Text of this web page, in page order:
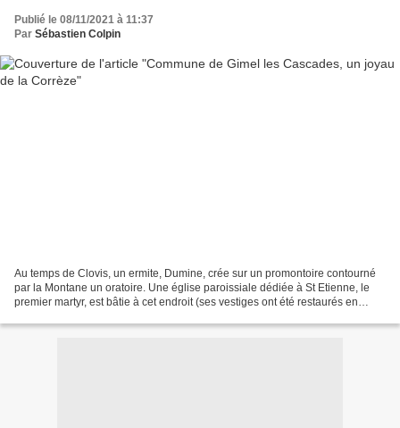
Publié le 08/11/2021 à 11:37
Par Sébastien Colpin
Au temps de Clovis, un ermite, Dumine, crée sur un promontoire contourné
par la Montane un oratoire. Une église paroissiale dédiée à St Etienne, le
premier martyr, est bâtie à cet endroit (ses vestiges ont été restaurés en